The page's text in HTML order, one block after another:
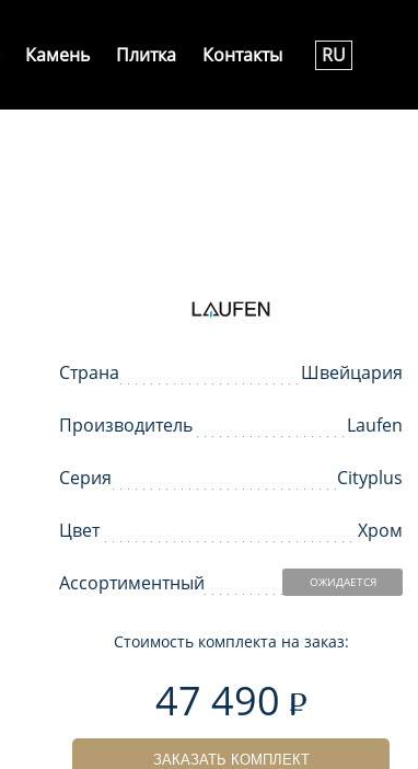
Камень Плитка Контакты RU
Страна Швейцария
Производитель Laufen
Серия Cityplus
Цвет Хром
Ассортиментный ОЖИДАЕТСЯ
Стоимость комплекта на заказ:
47 490
ЗАКАЗАТЬ КОМПЛЕКТ